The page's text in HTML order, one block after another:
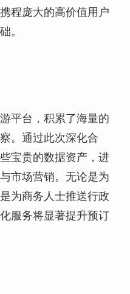
程庞大的高价值用户
。
平台，积累了海量的
。通过此次深化合
宝贵的数据资产，进
市场营销。无论是为
为商务人士推送行政
服务将显著提升预订